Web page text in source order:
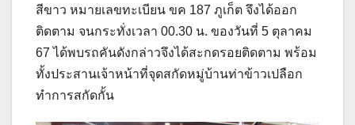
สีขาว หมายเลขทะเบียน ขค 187 ภูเก็ต จึงได้ออก
ติดตาม จนกระทั่งเวลา 00.30 น. ของวันที่ 5 ตุลาคม
67 ได้พบรถคันดังกล่าวจึงได้สะกดรอยติดตาม พร้อม
ทั้งประสานเจ้าหน้าที่จุดสกัดหมู่บ้านท่าข้าวเปลือก
ทำการสกัดกั้น